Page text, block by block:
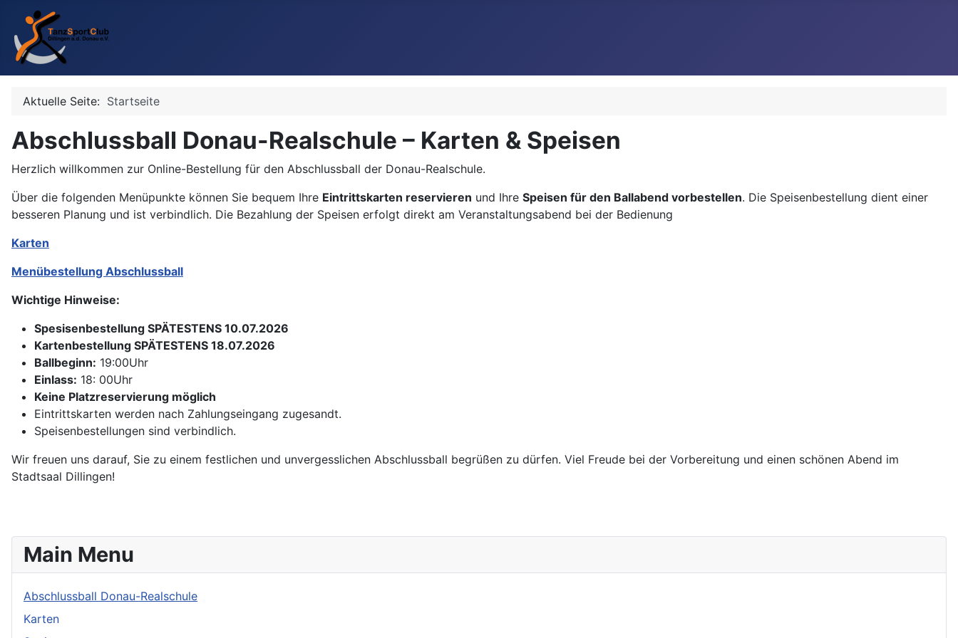
Aktuelle Seite: Startseite
Abschlussball Donau-Realschule – Karten & Speisen
Herzlich willkommen zur Online-Bestellung für den Abschlussball der Donau-Realschule.
Über die folgenden Menüpunkte können Sie bequem Ihre Eintrittskarten reservieren und Ihre Speisen für den Ballabend vorbestellen. Die Speisenbestellung dient einer
besseren Planung und ist verbindlich. Die Bezahlung der Speisen erfolgt direkt am Veranstaltungsabend bei der Bedienung
Karten
Menübestellung Abschlussball
Wichtige Hinweise:
Spesisenbestellung SPÄTESTENS 10.07.2026
Kartenbestellung SPÄTESTENS 18.07.2026
Ballbeginn: 19:00Uhr
Einlass: 18: 00Uhr
Keine Platzreservierung möglich
Eintrittskarten werden nach Zahlungseingang zugesandt.
Speisenbestellungen sind verbindlich.
Wir freuen uns darauf, Sie zu einem festlichen und unvergesslichen Abschlussball begrüßen zu dürfen. Viel Freude bei der Vorbereitung und einen schönen Abend im
Stadtsaal Dillingen!
Main Menu
Abschlussball Donau-Realschule
Karten